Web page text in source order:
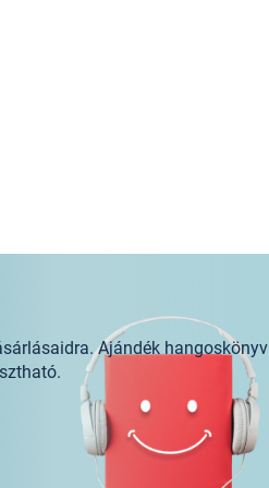
Ajándék hangoskönyv